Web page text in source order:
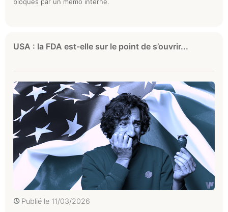
USA : la FDA est-elle sur le point de s’ouvrir...
Publié le 11/03/2026